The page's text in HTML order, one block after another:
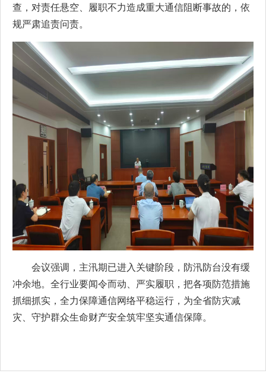
查，对责任悬空、履职不力造成重大通信阻断事故的，依
规严肃追责问责。
会议强调，主汛期已进入关键阶段，防汛防台没有缓
冲余地。全行业要闻令而动、严实履职，把各项防范措施
抓细抓实，全力保障通信网络平稳运行，为全省防灾减
灾、守护群众生命财产安全筑牢坚实通信保障。